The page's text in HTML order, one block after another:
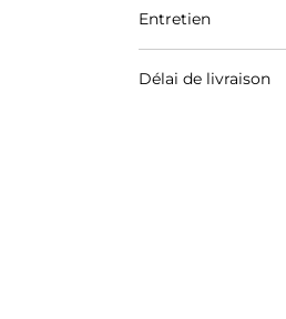
Brune Raw Hair
Entretien
Délai de livraison